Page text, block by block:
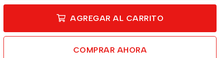
AGREGAR AL CARRITO
COMPRAR AHORA